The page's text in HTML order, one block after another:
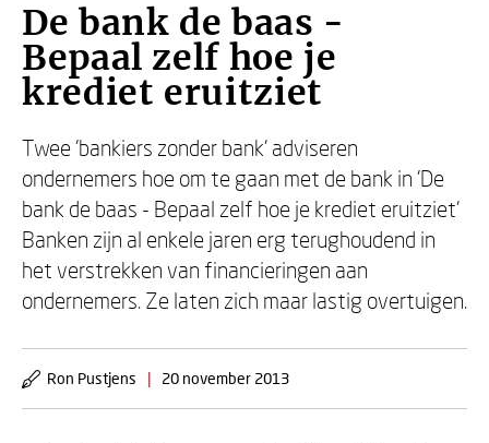
De bank de baas -
Bepaal zelf hoe je
krediet eruitziet
Twee 'bankiers zonder bank' adviseren
ondernemers hoe om te gaan met de bank in 'De
bank de baas - Bepaal zelf hoe je krediet eruitziet'
Banken zijn al enkele jaren erg terughoudend in
het verstrekken van financieringen aan
ondernemers. Ze laten zich maar lastig overtuigen.
Ron Pustjens | 20 november 2013